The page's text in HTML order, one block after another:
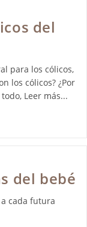
del
para los cólicos,
los cólicos? ¿Por
Leer más...
del bebé
cada futura